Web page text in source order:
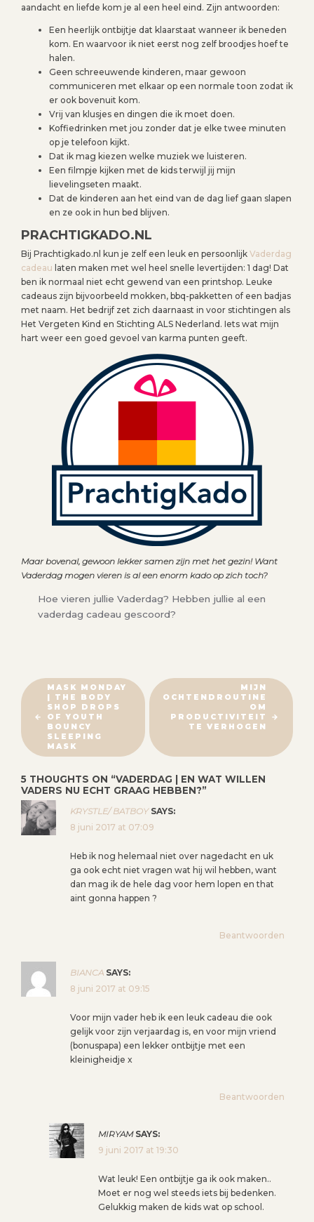
aandacht en liefde kom je al een heel eind. Zijn antwoorden:
Een heerlijk ontbijtje dat klaarstaat wanneer ik beneden
kom. En waarvoor ik niet eerst nog zelf broodjes hoef te
halen.
Geen schreeuwende kinderen, maar gewoon
communiceren met elkaar op een normale toon zodat ik
er ook bovenuit kom.
Vrij van klusjes en dingen die ik moet doen.
Koffiedrinken met jou zonder dat je elke twee minuten
op je telefoon kijkt.
Dat ik mag kiezen welke muziek we luisteren.
Een filmpje kijken met de kids terwijl jij mijn
lievelingseten maakt.
Dat de kinderen aan het eind van de dag lief gaan slapen
en ze ook in hun bed blijven.
PRACHTIGKADO.NL
Bij Prachtigkado.nl kun je zelf een leuk en persoonlijk Vaderdag
cadeau laten maken met wel heel snelle levertijden: 1 dag! Dat
ben ik normaal niet echt gewend van een printshop. Leuke
cadeaus zijn bijvoorbeeld mokken, bbq-pakketten of een badjas
met naam. Het bedrijf zet zich daarnaast in voor stichtingen als
Het Vergeten Kind en Stichting ALS Nederland. Iets wat mijn
hart weer een goed gevoel van karma punten geeft.
Maar bovenal, gewoon lekker samen zijn met het gezin! Want
Vaderdag mogen vieren is al een enorm kado op zich toch?
Hoe vieren jullie Vaderdag? Hebben jullie al een
vaderdag cadeau gescoord?
B
E
I
C
H
T
N
A
MASK MONDAY
| THE BODY
SHOP DROPS
OF YOUTH
BOUNCY
SLEEPING
MASK
MIJN
OCHTENDROUTINE
OM
PRODUCTIVITEIT
TE VERHOGEN
5 THOUGHTS ON “VADERDAG | EN WAT WILLEN
VADERS NU ECHT GRAAG HEBBEN?”
KRYSTLE/ BATBOY SAYS:
8 juni 2017 at 07:09
Heb ik nog helemaal niet over nagedacht en uk
ga ook echt niet vragen wat hij wil hebben, want
dan mag ik de hele dag voor hem lopen en that
aint gonna happen ?
Beantwoorden
BIANCA SAYS:
8 juni 2017 at 09:15
Voor mijn vader heb ik een leuk cadeau die ook
gelijk voor zijn verjaardag is, en voor mijn vriend
(bonuspapa) een lekker ontbijtje met een
kleinigheidje x
Beantwoorden
MIRYAM SAYS:
9 juni 2017 at 19:30
Wat leuk! Een ontbijtje ga ik ook maken..
Moet er nog wel steeds iets bij bedenken.
Gelukkig maken de kids wat op school.